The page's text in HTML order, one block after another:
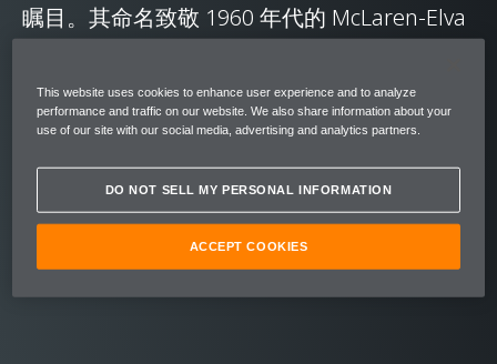
瞩目。其命名致敬 1960 年代的 McLaren-Elva
发，并与英国制造商 Elva Cars 联手打造。
Elva 成为真正的工程奇迹。作为全球首创，该
系统通过车身外部曲面导流，将高速气流引导
至座舱上方，在车内营造出一个无乱流、无干
This website uses cookies to enhance user experience and to analyze
performance and traffic on our website. We also share information about your
use of our site with our social media, advertising and analytics partners.
DO NOT SELL MY PERSONAL INFORMATION
ACCEPT COOKIES